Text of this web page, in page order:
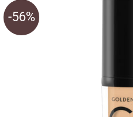
-56%